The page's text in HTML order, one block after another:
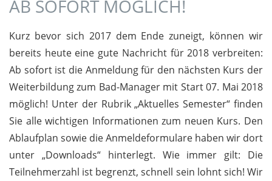
AB SOFORT MÖGLICH!
Kurz bevor sich 2017 dem Ende zuneigt, können wir
bereits heute eine gute Nachricht für 2018 verbreiten:
Ab sofort ist die Anmeldung für den nächsten Kurs der
Weiterbildung zum Bad-Manager mit Start 07. Mai 2018
möglich! Unter der Rubrik „Aktuelles Semester“ finden
Sie alle wichtigen Informationen zum neuen Kurs. Den
Ablaufplan sowie die Anmeldeformulare haben wir dort
unter „Downloads“ hinterlegt. Wie immer gilt: Die
Teilnehmerzahl ist begrenzt, schnell sein lohnt sich! Wir